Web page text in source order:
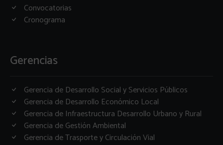
Convocatorias
Cronograma
Gerencias
Gerencia de Desarrollo Social y Servicios Públicos
Gerencia de Desarrollo Económico Local
Gerencia de Infraestructura Desarrollo Urbano y Rural
Gerencia de Gestión Ambiental
Gerencia de Trasporte y Circulación Vial